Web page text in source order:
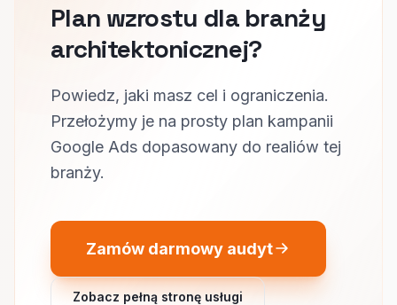
Plan wzrostu dla branży
architektonicznej?
Powiedz, jaki masz cel i ograniczenia.
Przełożymy je na prosty plan kampanii
Google Ads dopasowany do realiów tej
branży.
Zamów darmowy audyt
Zobacz pełną stronę usługi